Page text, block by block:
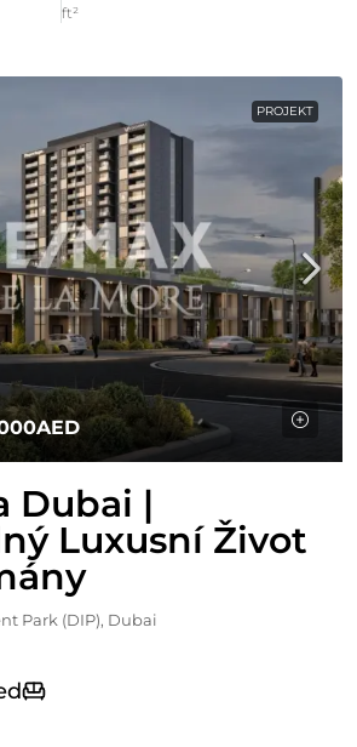
ft²
PROJEKT
Dubai |
Luxusní Život
Park (DIP), Dubai